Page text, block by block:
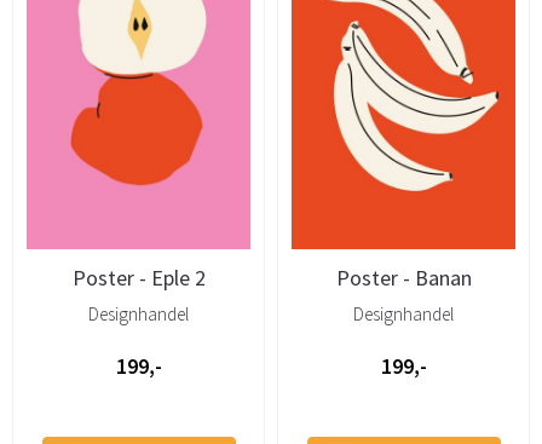
Poster - Eple 2
Designhandel
199,-
Poster - Banan
Designhandel
199,-